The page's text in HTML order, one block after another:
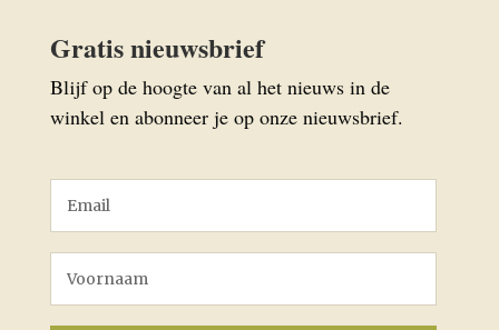
Gratis nieuwsbrief
Blijf op de hoogte van al het nieuws in de
winkel en abonneer je op onze nieuwsbrief.